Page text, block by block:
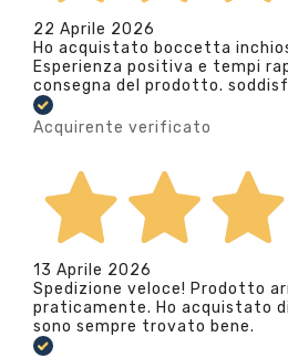
22 Aprile 2026
Ho acquistato boccetta
Esperienza positiva e tempi
consegna del prodotto.
Acquirente verificato
13 Aprile 2026
Spedizione veloce! Prodotto
praticamente. Ho acquistato
sono sempre trovato bene.